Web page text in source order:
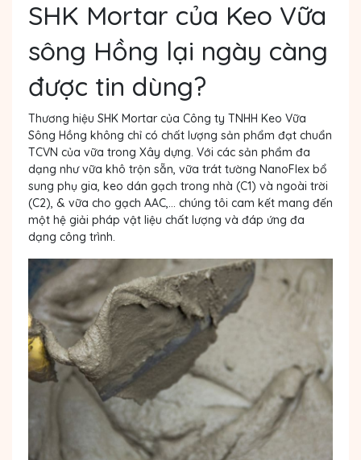
SHK Mortar của Keo Vữa
sông Hồng lại ngày càng
được tin dùng?
Thương hiệu SHK Mortar của Công ty TNHH Keo Vữa
Sông Hồng không chỉ có chất lượng sản phẩm đạt chuẩn
TCVN của vữa trong Xây dựng. Với các sản phẩm đa
dạng như vữa khô trộn sẵn, vữa trát tường NanoFlex bổ
sung phụ gia, keo dán gạch trong nhà (C1) và ngoài trời
(C2), & vữa cho gạch AAC,... chúng tôi cam kết mang đến
một hệ giải pháp vật liệu chất lượng và đáp ứng đa
dạng công trình.